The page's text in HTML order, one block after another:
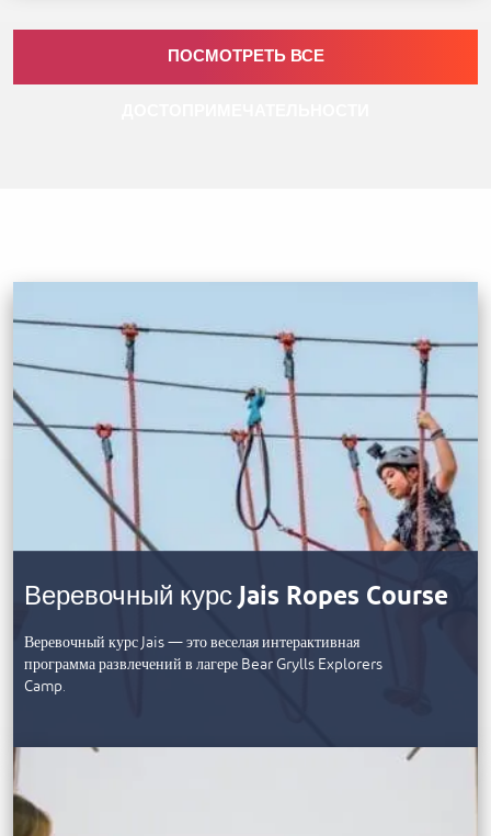
ПОСМОТРЕТЬ ВСЕ
Веревочный курс Jais Ropes Course
Веревочный курс Jais — это веселая интерактивная
программа развлечений в лагере Bear Grylls Explorers
Camp.